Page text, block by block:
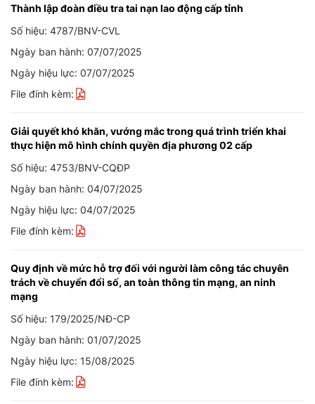
Thành lập đoàn điều tra tai nạn lao động cấp tỉnh
Số hiệu: 4787/BNV-CVL
Ngày ban hành: 07/07/2025
Ngày hiệu lực: 07/07/2025
File đính kèm:
Giải quyết khó khăn, vướng mắc trong quá trình triển khai
thực hiện mô hình chính quyền địa phương 02 cấp
Số hiệu: 4753/BNV-CQĐP
Ngày ban hành: 04/07/2025
Ngày hiệu lực: 04/07/2025
File đính kèm:
Quy định về mức hỗ trợ đối với người làm công tác chuyên
trách về chuyển đổi số, an toàn thông tin mạng, an ninh
mạng
Số hiệu: 179/2025/NĐ-CP
Ngày ban hành: 01/07/2025
Ngày hiệu lực: 15/08/2025
File đính kèm: